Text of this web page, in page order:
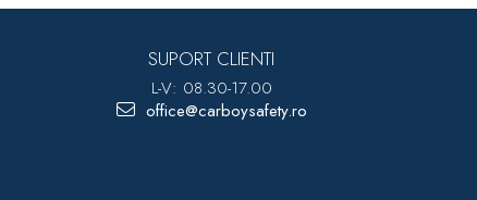
SUPORT CLIENTI
L-V: 08.30-17.00
office@carboysafety.ro